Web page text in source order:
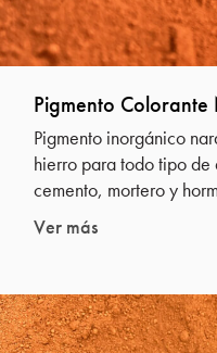
Pigmento
Pigmento inorgánico
hierro para todo tipo de
cemento, mortero y
Ver más